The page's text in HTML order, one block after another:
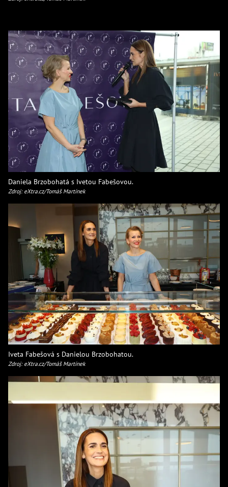
Daniela Brzobohatá s Ivetou Fabešovou.
Zdroj: eXtra.cz/Tomáš Martínek
Iveta Fabešová s Danielou Brzobohatou.
Zdroj: eXtra.cz/Tomáš Martínek